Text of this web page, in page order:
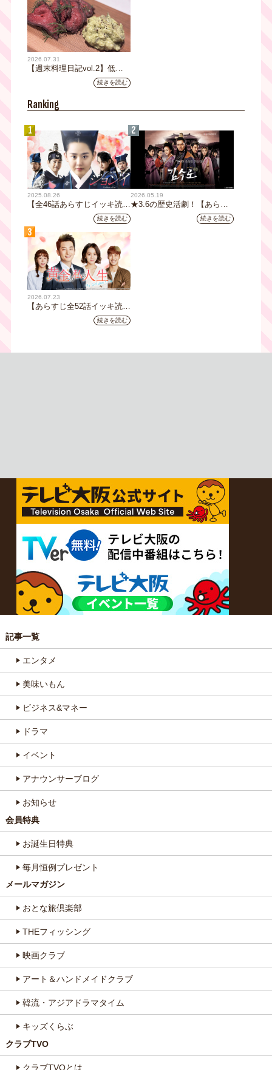
YouTubeチャンネル登録者数10万
人を達成しました。
2026.07.31
【週末料理日記vol.2】低温
調理機で作るローストビーフ
続きを読む
Ranking
1
2025.08.26
【全46話あらすじイッキ読
み】韓国ドラマ『火の女神
ジョンイ』｜テレビ大阪 9
月11日（木）朝8時放送スタ
ート
続きを読む
2
2026.05.19
★3.6の歴史活劇！【あらす
じ全32話イッキ読み】韓国ド
ラマ『鉄の王 キム・スロ』
続きを読む
3
2026.07.23
【あらすじ全52話イッキ読
み】韓国ドラマ『黄金の私の
人生』｜テレビ大阪 月曜～
続きを読む
記事一覧
エンタメ
美味いもん
ビジネス&マネー
ドラマ
イベント
アナウンサーブログ
お知らせ
会員特典
お誕生日特典
毎月恒例プレゼント
メールマガジン
おとな旅倶楽部
THEフィッシング
映画クラブ
アート＆ハンドメイドクラブ
韓流・アジアドラマタイム
キッズくらぶ
クラブTVO
クラブTVOとは